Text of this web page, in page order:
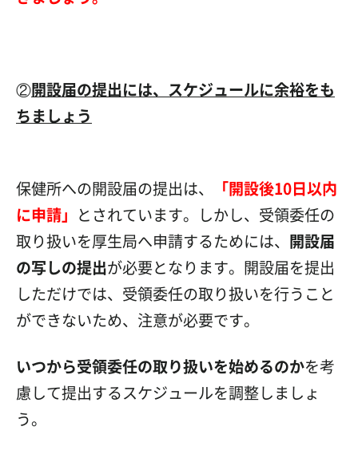
②開設届の提出には、スケジュールに余裕をも
ちましょう
保健所への開設届の提出は、
「開設後10日以内
に申請」 とされています。しかし、受領委任の
取り扱いを厚生局へ申請するためには、 開設届
の写しの提出が必要となります。開設届を提出
しただけでは、受領委任の取り扱いを行うこと
ができないため、注意が必要です。
いつから受領委任の取り扱いを始めるのかを考
慮して提出するスケジュールを調整しましょ
う。